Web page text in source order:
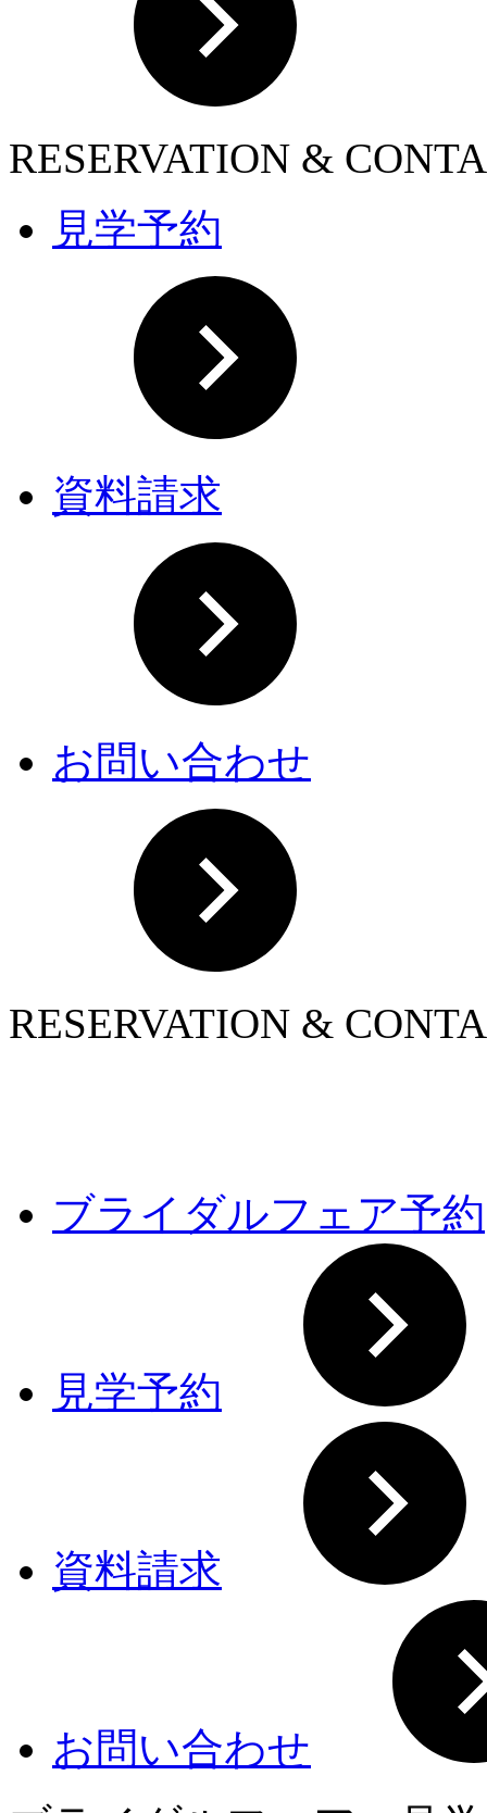
RESERVATION &
見学予約
資料請求
お問い合わせ
RESERVATION &
ブライダルフェア予約
見学予約
資料請求
お問い合わせ